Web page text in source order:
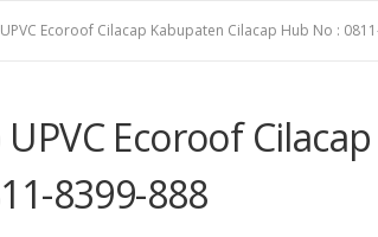
Ecoroof Cilacap Kabupaten Cilacap Hub No :
Ecoroof
8399-888